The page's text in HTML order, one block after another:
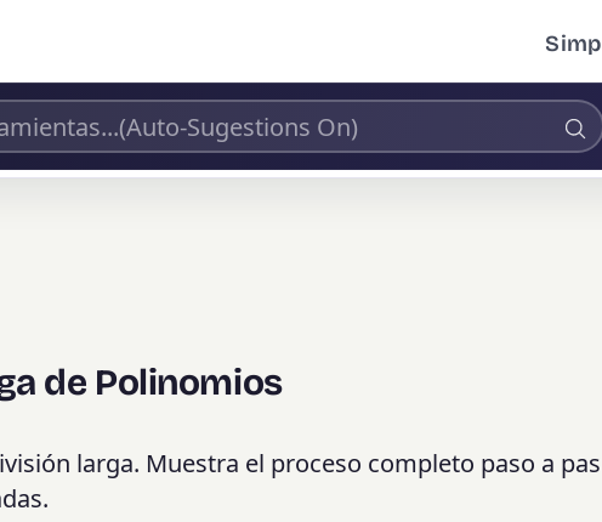
de Polinomios
larga. Muestra el proceso completo paso a